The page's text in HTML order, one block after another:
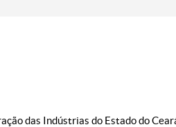
das Indústrias do Estado do